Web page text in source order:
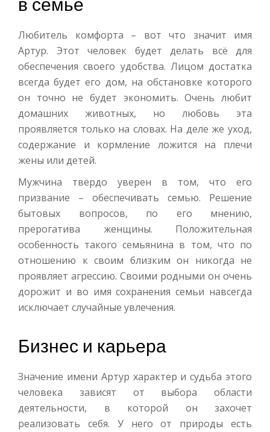
в семье
Любитель комфорта – вот что значит имя
Артур. Этот человек будет делать всё для
обеспечения своего удобства. Лицом достатка
всегда будет его дом, на обстановке которого
он точно не будет экономить. Очень любит
домашних животных, но любовь эта
проявляется только на словах. На деле же уход,
содержание и кормление ложится на плечи
жены или детей.
Мужчина твёрдо уверен в том, что его
призвание – обеспечивать семью. Решение
бытовых вопросов, по его мнению,
прерогатива женщины. Положительная
особенность такого семьянина в том, что по
отношению к своим близким он никогда не
проявляет агрессию. Своими родными он очень
дорожит и во имя сохранения семьи навсегда
исключает случайные увлечения.
Бизнес и карьера
Значение имени Артур характер и судьба этого
человека зависят от выбора области
деятельности, в которой он захочет
реализовать себя. У него от природы есть